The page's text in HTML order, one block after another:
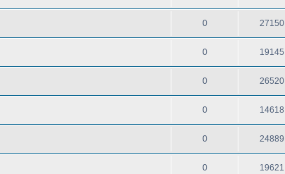
0 27150
0 19145
0 26520
0 14618
0 24889
0 19621